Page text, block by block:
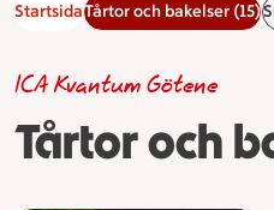
StartsidaTårtor och bakelser (15)
Tårtor och
ICA Kvantum Götene